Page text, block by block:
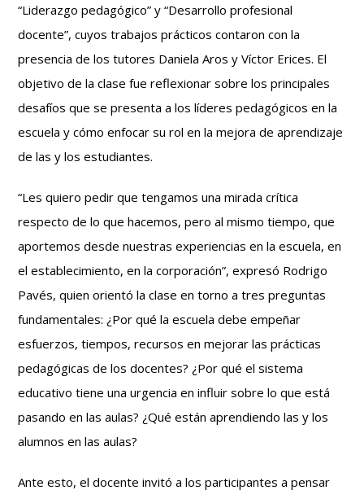
“Liderazgo pedagógico” y “Desarrollo profesional
docente”, cuyos trabajos prácticos contaron con la
presencia de los tutores Daniela Aros y Víctor Erices. El
objetivo de la clase fue reflexionar sobre los principales
desafíos que se presenta a los líderes pedagógicos en la
escuela y cómo enfocar su rol en la mejora de aprendizaje
de las y los estudiantes.
“Les quiero pedir que tengamos una mirada crítica
respecto de lo que hacemos, pero al mismo tiempo, que
aportemos desde nuestras experiencias en la escuela, en
el establecimiento, en la corporación”, expresó Rodrigo
Pavés, quien orientó la clase en torno a tres preguntas
fundamentales: ¿Por qué la escuela debe empeñar
esfuerzos, tiempos, recursos en mejorar las prácticas
pedagógicas de los docentes? ¿Por qué el sistema
educativo tiene una urgencia en influir sobre lo que está
pasando en las aulas? ¿Qué están aprendiendo las y los
alumnos en las aulas?
Ante esto, el docente invitó a los participantes a pensar